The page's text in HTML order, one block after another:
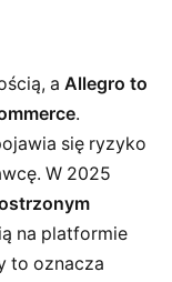
a Allegro to
.
się ryzyko
W 2025
na platformie
to oznacza